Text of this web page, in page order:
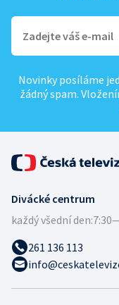
Novinky posíláme
žádný spam.